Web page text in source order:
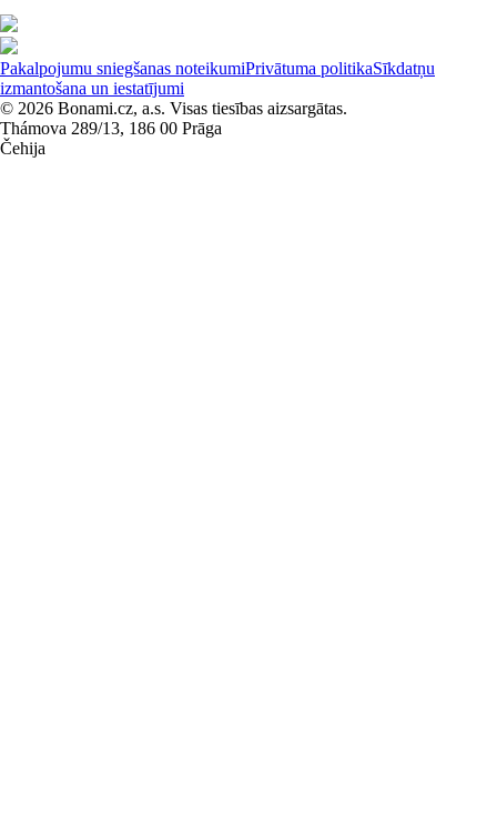
Pakalpojumu sniegšanas noteikumiPrivātuma politikaSīkdatņu
izmantošana un iestatījumi
© 2026 Bonami.cz, a.s. Visas tiesības aizsargātas.
Thámova 289/13, 186 00 Prāga
Čehija